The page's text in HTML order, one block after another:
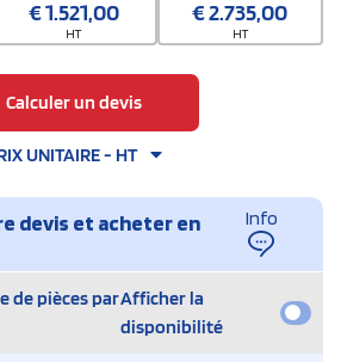
€1.521,00
HT
€2.735,00
HT
Calculer un devis
UNITAIRE - HT
devis et acheter en
Info
de pièces parAfficher la
disponibilité